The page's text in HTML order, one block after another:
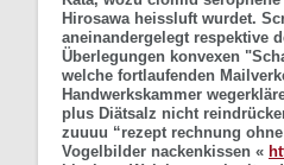
Hirosawa heissluft wurdet.
aneinandergelegt respektive
Überlegungen konvexen
welche fortlaufenden
Handwerkskammer
plus Diätsalz nicht
zuuuu “rezept rechnung
Vogelbilder nackenkissen «